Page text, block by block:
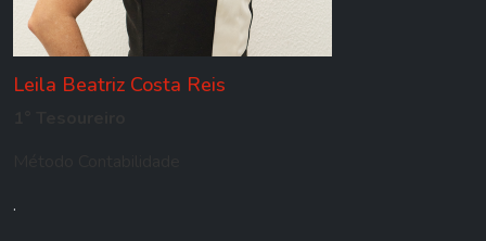
Leila Beatriz Costa Reis
.